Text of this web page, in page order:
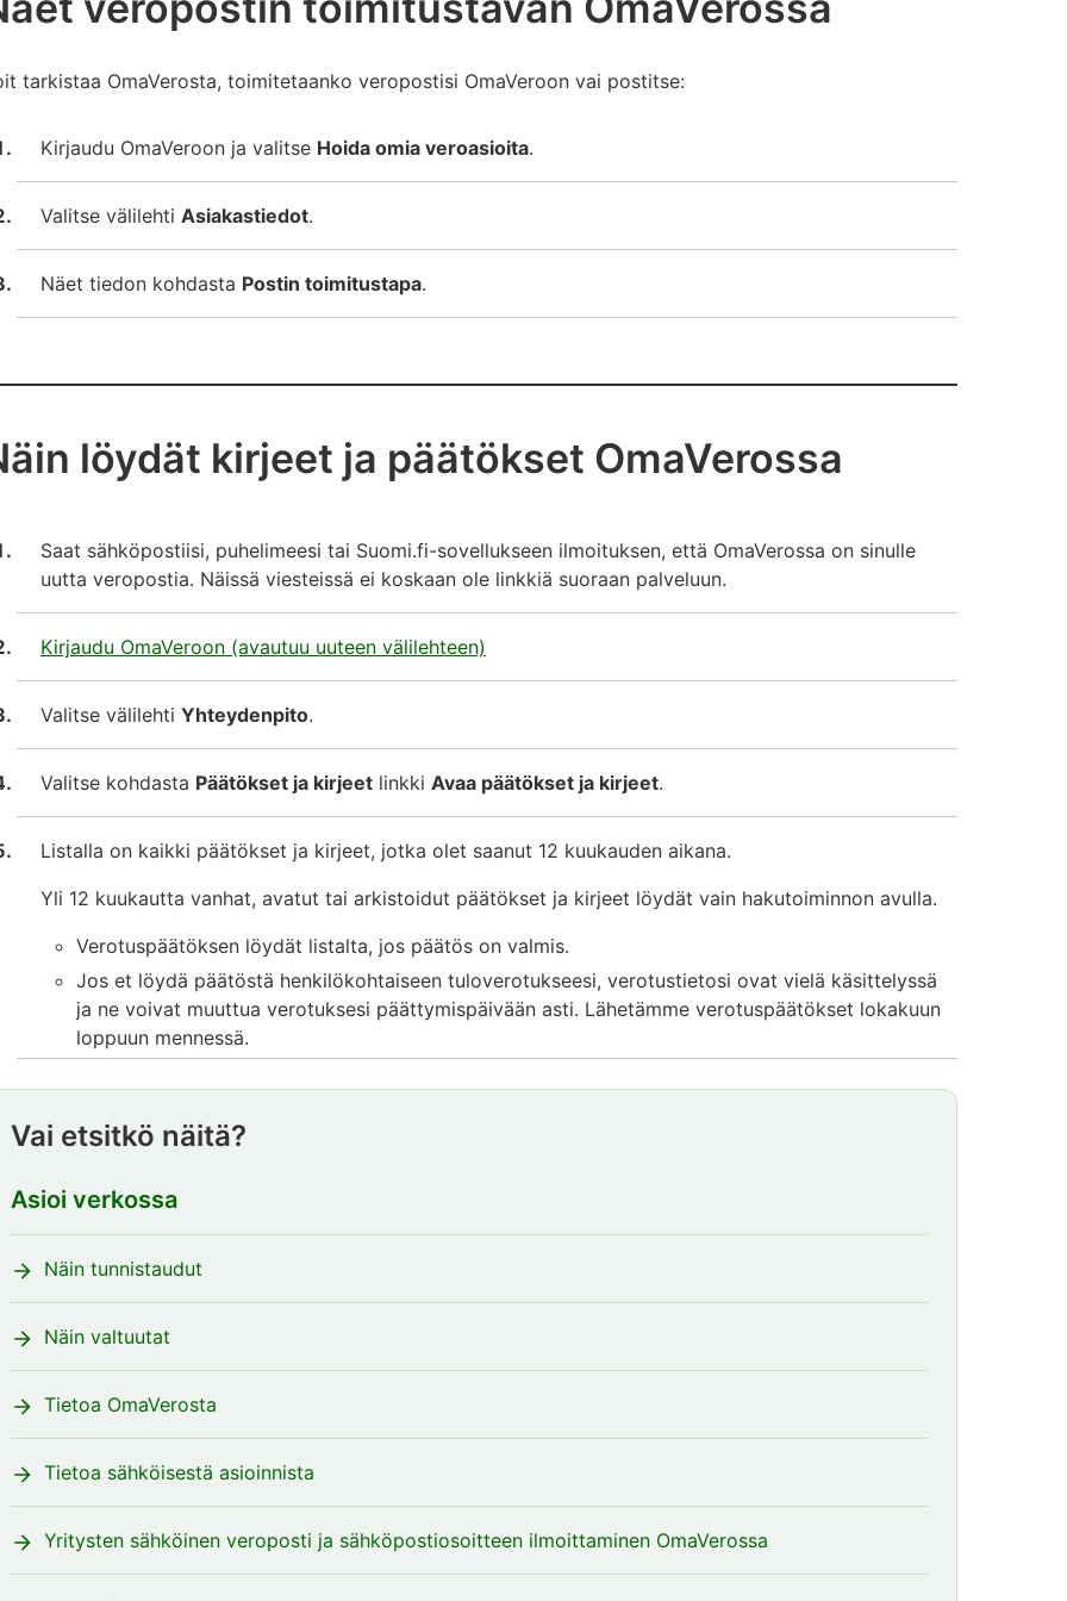
tarkistaa OmaVerosta, toimitetaanko veropostisi OmaVeroon vai postitse:
Kirjaudu OmaVeroon ja valitse Hoida omia veroasioita.
Valitse välilehti Asiakastiedot.
Näet tiedon kohdasta Postin toimitustapa.
löydät kirjeet ja päätökset OmaVerossa
Saat sähköpostiisi, puhelimeesi tai Suomi.fi-sovellukseen ilmoituksen, että OmaVerossa on sinulle
uutta veropostia. Näissä viesteissä ei koskaan ole linkkiä suoraan palveluun.
Kirjaudu OmaVeroon (avautuu uuteen välilehteen)
Valitse välilehti Yhteydenpito.
Valitse kohdasta Päätökset ja kirjeet linkki Avaa päätökset ja kirjeet.
Listalla on kaikki päätökset ja kirjeet, jotka olet saanut 12 kuukauden aikana.
Yli 12 kuukautta vanhat, avatut tai arkistoidut päätökset ja kirjeet löydät vain hakutoiminnon avulla.
Verotuspäätöksen löydät listalta, jos päätös on valmis.
Jos et löydä päätöstä henkilökohtaiseen tuloverotukseesi, verotustietosi ovat vielä käsittelyssä
ja ne voivat muuttua verotuksesi päättymispäivään asti. Lähetämme verotuspäätökset lokakuun
loppuun mennessä.
Vai etsitkö näitä?
Asioi verkossa
Näin tunnistaudut
Näin valtuutat
Tietoa OmaVerosta
Tietoa sähköisestä asioinnista
Yritysten sähköinen veroposti ja sähköpostiosoitteen ilmoittaminen OmaVerossa